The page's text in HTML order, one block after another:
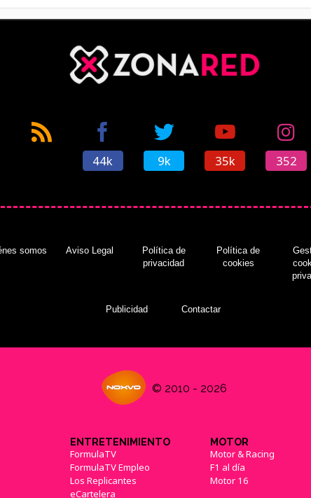
44k 9k 35k 352
somos Aviso Legal
Política de
privacidad
Política de
cookies
Publicidad Contactar
© 2010 - 2026
ENTRETENIMIENTO
FormulaTV
FormulaTV Empleo
Los Replicantes
eCartelera
MOTOR
Motor & Racing
F1 al día
Motor 16